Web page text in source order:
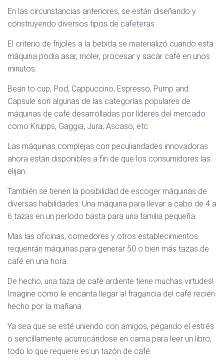
En las circunstancias anteriores, se están diseñando y
construyendo diversos tipos de cafeteras.
El criterio de frijoles a la bebida se materializó cuando esta
máquina podía asar, moler, procesar y sacar café en unos
minutos.
Bean to cup, Pod, Cappuccino, Espresso, Pump and
Capsule son algunas de las categorías populares de
máquinas de café desarrolladas por líderes del mercado
como Krupps, Gaggia, Jura, Ascaso, etc.
Las máquinas complejas con peculiaridades innovadoras
ahora están disponibles a fin de que los consumidores las
elijan.
También se tienen la posibilidad de escoger máquinas de
diversas habilidades. Una máquina para llevar a cabo de 4 a
6 tazas en un período basta para una familia pequeña.
Mas las oficinas, comedores y otros establecimientos
requerirán máquinas para generar 50 o bien más tazas de
café en una hora.
De hecho, una taza de café ardiente tiene muchas virtudes!
Imagine cómo le encanta llegar al fragancia del café recién
hecho por la mañana.
Ya sea que se esté uniendo con amigos, pegando el estrés
o sencillamente acurrucándose en cama para leer un libro,
todo lo que requiere es un tazón de café.